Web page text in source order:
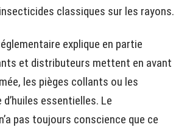
classiques sur les rayons.
explique en partie
et distributeurs mettent en avant
les pièges collants ou les
essentielles. Le
pas toujours conscience que ce